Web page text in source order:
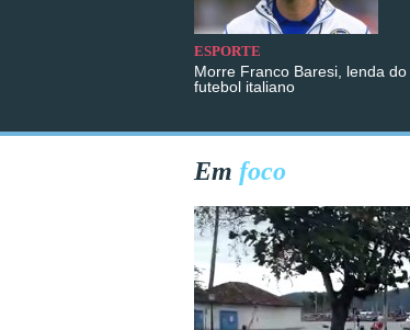
ESPORTE
Morre Franco Baresi, lenda do
futebol italiano
Em foco